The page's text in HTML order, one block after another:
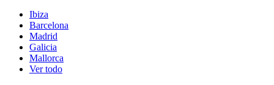
Ibiza
Barcelona
Madrid
Galicia
Mallorca
Ver todo